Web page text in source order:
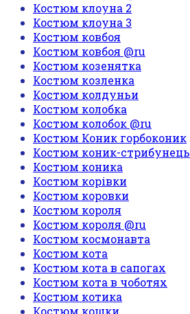
Костюм клоуна 2
Костюм клоуна 3
Костюм ковбоя
Костюм ковбоя @ru
Костюм козенятка
Костюм козленка
Костюм колдуньи
Костюм колобка
Костюм колобок @ru
Костюм Коник горбоконик
Костюм коник-стрибунець
Костюм коника
Костюм корівки
Костюм коровки
Костюм короля
Костюм короля @ru
Костюм космонавта
Костюм кота
Костюм кота в сапогах
Костюм кота в чоботях
Костюм котика